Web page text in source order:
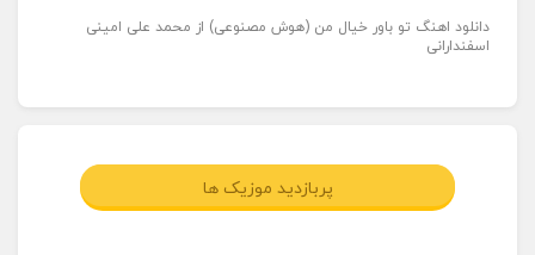
دانلود اهنگ تو باور خیال من (هوش مصنوعی) از محمد علی امینی
اسفندارانی
پربازدید موزیک ها